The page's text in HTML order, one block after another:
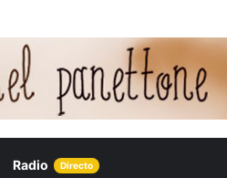
Radio Directo